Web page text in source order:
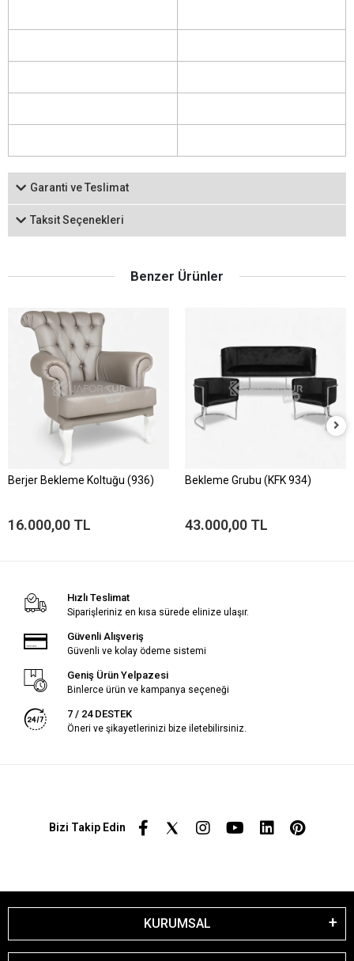
Garanti ve Teslimat
Taksit Seçenekleri
Benzer Ürünler
Berjer Bekleme Koltuğu (936)
16.000,00 TL
Bekleme Grubu (KFK 934)
43.000,00 TL
Hızlı Teslimat
Siparişleriniz en kısa sürede elinize ulaşır.
Güvenli Alışveriş
Güvenli ve kolay ödeme sistemi
Geniş Ürün Yelpazesi
Binlerce ürün ve kampanya seçeneği
7 / 24 DESTEK
Öneri ve şikayetlerinizi bize iletebilirsiniz.
Bizi Takip Edin
KURUMSAL